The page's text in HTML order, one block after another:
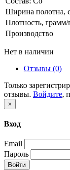
Ширина полотна,
Плотность, грамм/
Производство
Нет в наличии
Отзывы (0)
Только
отзывы. Войдите,
×
Вход
Email
Пароль
Войти